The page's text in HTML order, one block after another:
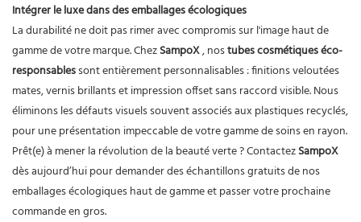
Intégrer le luxe dans des emballages écologiques
La durabilité ne doit pas rimer avec compromis sur l'image haut de
gamme de votre marque. ChezSampoX, nostubes cosmétiques éco-
responsablessont entièrement personnalisables : finitions veloutées
mates, vernis brillants et impression offset sans raccord visible. Nous
éliminons les défauts visuels souvent associés aux plastiques recyclés,
pour une présentation impeccable de votre gamme de soins en rayon.
Prêt(e) à mener la révolution de la beauté verte ? ContactezSampoX
dès aujourd’hui pour demander des échantillons gratuits de nos
emballages écologiques haut de gamme et passer votre prochaine
commande en gros.